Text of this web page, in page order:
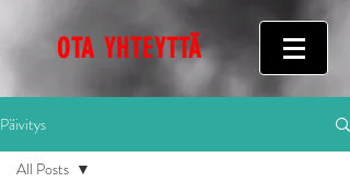
OTA YHTEYTTÄ
Päivitys
All Posts